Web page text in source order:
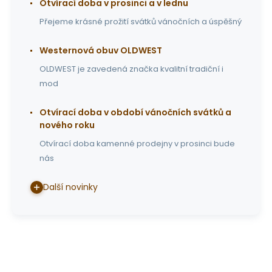
Otvírací doba v prosinci a v lednu
Přejeme krásné prožití svátků vánočních a úspěšný
Westernová obuv OLDWEST
OLDWEST je zavedená značka kvalitní tradiční i
mod
Otvírací doba v období vánočních svátků a
nového roku
Otvírací doba kamenné prodejny v prosinci bude
nás
Další novinky